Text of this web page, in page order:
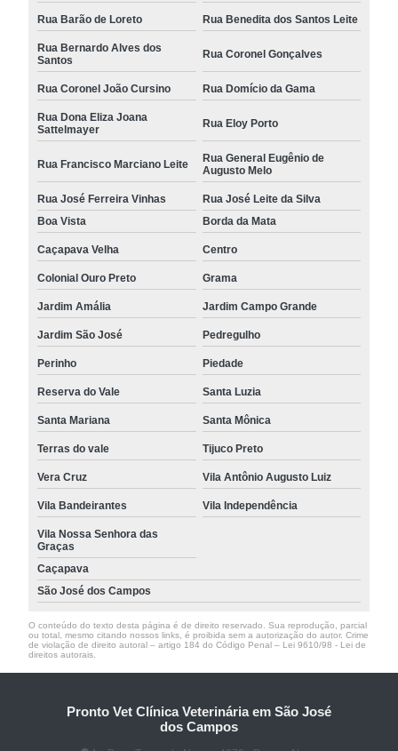
Rua Barão de Loreto Rua Benedita dos Santos Leite
Rua Bernardo Alves dos
Santos
Rua Coronel Gonçalves
Rua Coronel João Cursino Rua Domício da Gama
Rua Dona Eliza Joana
Sattelmayer
Rua Eloy Porto
Rua Francisco Marciano Leite
Rua General Eugênio de
Augusto Melo
Rua José Ferreira Vinhas
Rua José Leite da Silva
Boa Vista
Borda da Mata
Caçapava Velha Centro
Colonial Ouro Preto Grama
Jardim Amália Jardim Campo Grande
Jardim São José Pedregulho
Perinho Piedade
Reserva do Vale Santa Luzia
Santa Mariana Santa Mônica
Terras do vale Tijuco Preto
Vera Cruz Vila Antônio Augusto Luiz
Vila Bandeirantes Vila Independência
Vila Nossa Senhora das
Graças
Caçapava
São José dos Campos
O conteúdo do texto desta página é de direito reservado. Sua reprodução, parcial
ou total, mesmo citando nossos links, é proibida sem a autorização do autor. Crime
de violação de direito autoral – artigo 184 do Código Penal – Lei 9610/98 - Lei de
direitos autorais
Pronto Vet Clínica Veterinária em São José
dos Campos